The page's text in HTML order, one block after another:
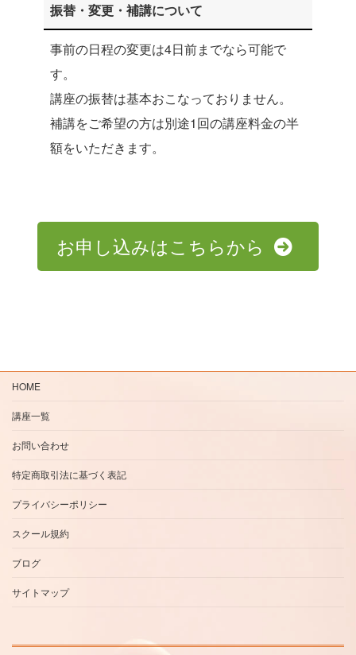
振替・変更・補講について
事前の日程の変更は4日前までなら可能で
す。
講座の振替は基本おこなっておりません。
補講をご希望の方は別途1回の講座料金の半
額をいただきます。
お申し込みはこちらから
HOME
講座一覧
お問い合わせ
特定商取引法に基づく表記
プライバシーポリシー
スクール規約
ブログ
サイトマップ